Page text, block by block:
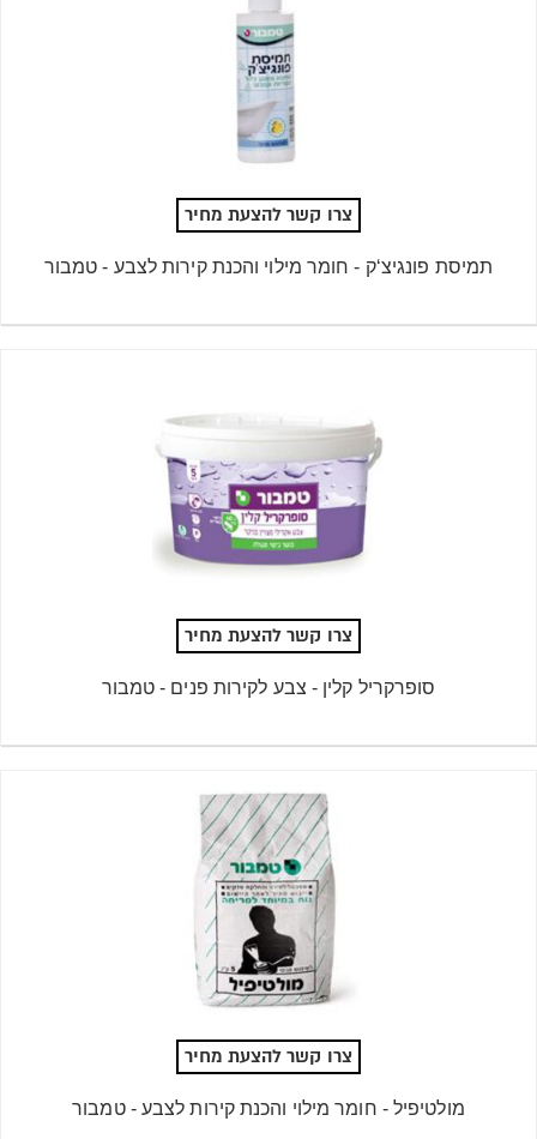
צרו קשר להצעת מחיר
תמיסת פונגיצ‘ק - חומר מילוי והכנת קירות לצבע - טמבור
צרו קשר להצעת מחיר
סופרקריל קלין - צבע לקירות פנים - טמבור
צרו קשר להצעת מחיר
מולטיפיל - חומר מילוי והכנת קירות לצבע - טמבור